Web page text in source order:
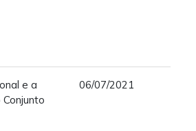
e a
06/07/2021